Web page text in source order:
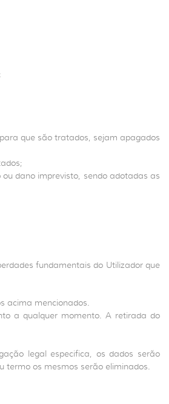
que são tratados, sejam apagados
dano imprevisto, sendo adotadas as
fundamentais do Utilizador que
acima mencionados.
a qualquer momento. A retirada do
legal especifica, os dados serão
termo os mesmos serão eliminados.